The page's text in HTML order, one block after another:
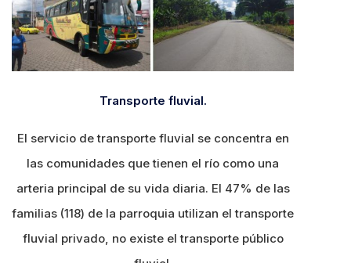
Transporte fluvial.
El servicio de transporte fluvial se concentra en
las comunidades que tienen el río como una
arteria principal de su vida diaria. El 47% de las
familias (118) de la parroquia utilizan el transporte
fluvial privado, no existe el transporte público